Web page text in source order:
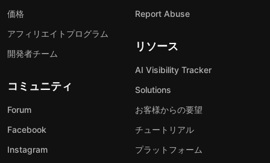
価格
アフィリエイトプログラム
開発者チーム
コミュニティ
Forum
Facebook
Instagram
Report Abuse
リソース
AI Visibility Tracker
Solutions
お客様からの要望
チュートリアル
プラットフォーム